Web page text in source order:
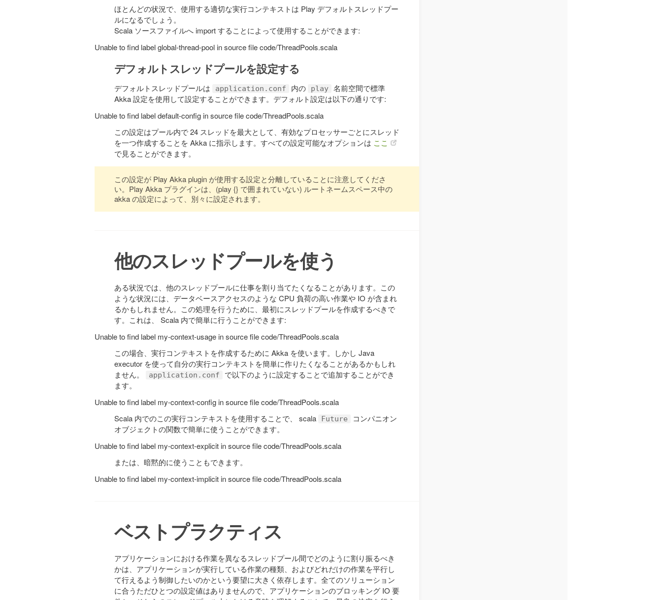
ほとんどの状況で、使用する適切な実行コンテキストは Play デフォルトスレッドプー
ルになるでしょう。
Scala ソースファイルへ import することによって使用することができます:
Unable to find label global-thread-pool in source file code/ThreadPools.scala
デフォルトスレッドプールを設定する
デフォルトスレッドプールは application.conf 内の play 名前空間で標準
Akka 設定を使用して設定することができます。デフォルト設定は以下の通りです:
Unable to find label default-config in source file code/ThreadPools.scala
この設定はプール内で 24 スレッドを最大として、有効なプロセッサーごとにスレッド
を一つ作成することを Akka に指示します。すべての設定可能なオプションは ここ
で見ることができます。
この設定が Play Akka plugin が使用する設定と分離していることに注意してくださ
い。Play Akka プラグインは、(play {} で囲まれていない) ルートネームスペース中の
akka の設定によって、別々に設定されます。
他のスレッドプールを使う
ある状況では、他のスレッドプールに仕事を割り当てたくなることがあります。この
ような状況には、データベースアクセスのような CPU 負荷の高い作業や IO が含まれ
るかもしれません。この処理を行うために、最初にスレッドプールを作成するべきで
す。これは、 Scala 内で簡単に行うことができます:
Unable to find label my-context-usage in source file code/ThreadPools.scala
この場合、実行コンテキストを作成するために Akka を使います。しかし Java
executor を使って自分の実行コンテキストを簡単に作りたくなることがあるかもしれ
ません。
application.conf
で以下のように設定することで追加することができ
ます。
Unable to find label my-context-config in source file code/ThreadPools.scala
Scala 内でのこの実行コンテキストを使用することで、 scala
Future
コンパニオン
オブジェクトの関数で簡単に使うことができます。
Unable to find label my-context-explicit in source file code/ThreadPools.scala
または、暗黙的に使うこともできます。
Unable to find label my-context-implicit in source file code/ThreadPools.scala
ベストプラクティス
アプリケーションにおける作業を異なるスレッドプール間でどのように割り振るべき
かは、アプリケーションが実行している作業の種類、およびどれだけの作業を平行し
て行えるよう制御したいのかという要望に大きく依存します。全てのソリューション
に合うただひとつの設定値はありませんので、アプリケーションのブロッキング IO 要